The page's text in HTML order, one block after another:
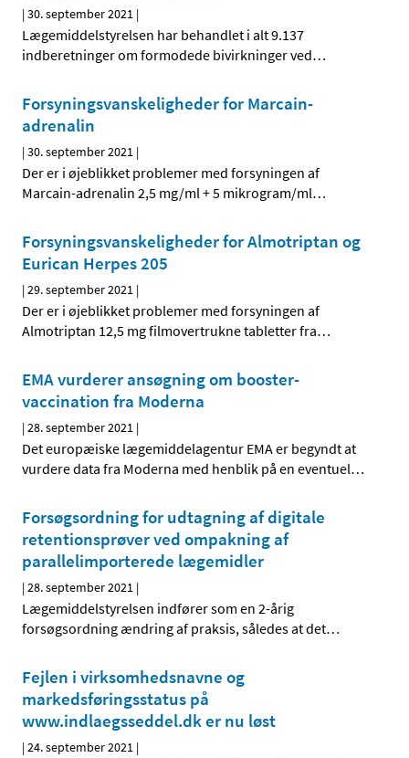
|30. september 2021 |
Lægemiddelstyrelsen har behandlet i alt 9.137
indberetninger om formodede bivirkninger ved…
Forsyningsvanskeligheder for Marcain-
adrenalin
|30. september 2021 |
Der er i øjeblikket problemer med forsyningen af
Marcain-adrenalin 2,5 mg/ml + 5 mikrogram/ml…
Forsyningsvanskeligheder for Almotriptan og
Eurican Herpes 205
|29. september 2021 |
Der er i øjeblikket problemer med forsyningen af
Almotriptan 12,5 mg filmovertrukne tabletter fra…
EMA vurderer ansøgning om booster-
vaccination fra Moderna
|28. september 2021 |
Det europæiske lægemiddelagentur EMA er begyndt at
vurdere data fra Moderna med henblik på en eventuel…
Forsøgsordning for udtagning af digitale
retentionsprøver ved ompakning af
parallelimporterede lægemidler
|28. september 2021 |
Lægemiddelstyrelsen indfører som en 2-årig
forsøgsordning ændring af praksis, således at det…
Fejlen i virksomhedsnavne og
markedsføringsstatus på
www.indlaegsseddel.dk er nu løst
|24. september 2021 |